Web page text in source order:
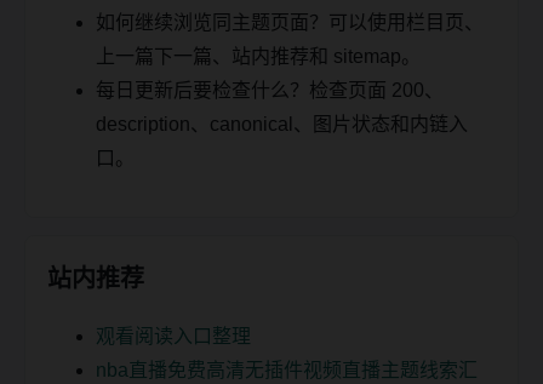
如何继续浏览同主题页面？可以使用栏目页、
上一篇下一篇、站内推荐和 sitemap。
每日更新后要检查什么？检查页面 200、
description、canonical、图片状态和内链入
口。
站内推荐
观看阅读入口整理
nba直播免费高清无插件视频直播主题线索汇